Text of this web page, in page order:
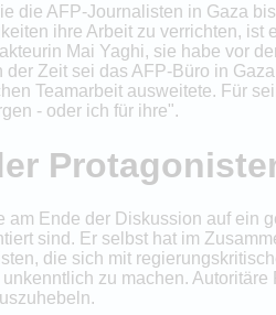
die AFP-Journalisten in Gaza
ihre Arbeit zu verrichten,
Mai Yaghi, sie habe vor
Zeit sei das AFP-Büro in
Teamarbeit ausweitete. Für
- oder ich für ihre".
am Ende der Diskussion auf ein
sind. Er selbst hat im
die sich mit
zu machen.